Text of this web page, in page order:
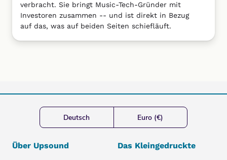
verbracht. Sie bringt Music-Tech-Gründer mit
Investoren zusammen -- und ist direkt in Bezug
auf das, was auf beiden Seiten schiefläuft.
Deutsch Euro (€)
Über Upsound Das Kleingedruckte